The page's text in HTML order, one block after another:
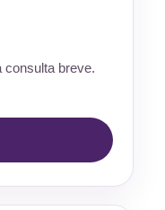
consulta breve.